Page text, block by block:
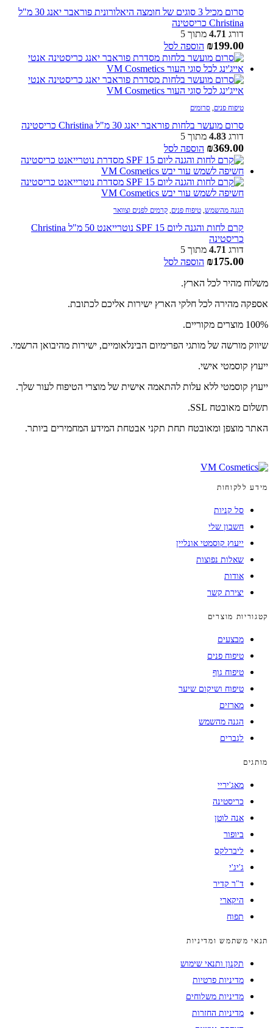
סרום מכיל 3 סוגים של חומצה היאלורונית פוראבר יאנג 30 מ"ל
Christina כריסטינה
דורג 4.71 מתוך 5
₪199.00 הוספה לסל
טיפוח פנים, סרומים
סרום מועשר בלחות פוראבר יאנג 30 מ"ל Christina כריסטינה
דורג 4.83 מתוך 5
₪369.00 הוספה לסל
הגנה מהשמש, טיפוח פנים, קרמים לפנים וצוואר
קרם לחות והגנה ליום SPF 15 נוטרייאנט 50 מ"ל Christina
כריסטינה
דורג 4.71 מתוך 5
₪175.00 הוספה לסל
משלוח מהיר לכל הארץ.
אספקה מהירה לכל חלקי הארץ ישירות אליכם לכתובת.
100% מוצרים מקוריים.
שיווק מורשה של מותגי הפרימיום הבינלאומיים, ישירות מהיבואן הרשמי.
ייעוץ קוסמטי אישי.
ייעוץ קוסמטי ללא עלות להתאמה אישית של מוצרי הטיפוח לעור שלך.
תשלום מאובטח SSL.
האתר מוצפן ומאובטח תחת תקני אבטחת המידע המחמירים ביותר.
מידע ללקוחות
סל קניות
חשבון שלי
ייעוץ קוסמטי אונליין
שאלות נפוצות
אודות
יצירת קשר
קטגוריות מוצרים
מבצעים
טיפוח פנים
טיפוח גוף
טיפוח ושיקום שיער
מארזים
הגנה מהשמש
לגברים
מותגים
מאג'יריי
כריסטינה
אנה לוטן
ביופור
ליברלקס
ג'יג'י
ד"ר קדיר
היקארי
תפוח
תנאי משתמש ומדיניות
תקנון ותנאי שימוש
מדיניות פרטיות
מדיניות משלוחים
מדיניות החזרות